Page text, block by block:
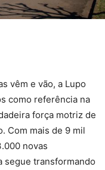
vêm e vão, a Lupo
como referência na
força motriz de
Com mais de 9 mil
novas
segue transformando